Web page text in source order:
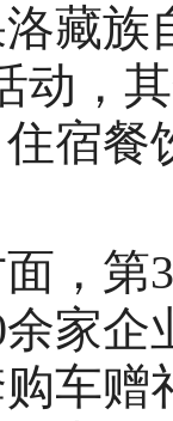
藏族
动，
宿
第
家企
车赠